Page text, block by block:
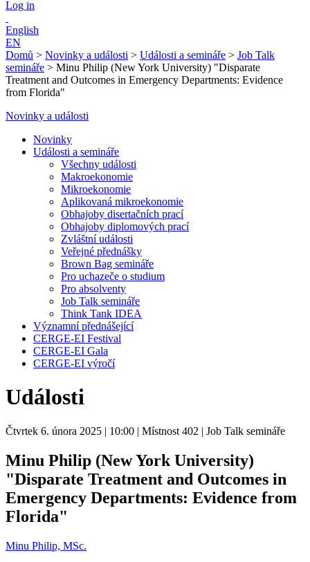
Log in
English
EN
Domů > Novinky a události > Události a semináře > Job Talk
semináře > Minu Philip (New York University) "Disparate
Treatment and Outcomes in Emergency Departments: Evidence
from Florida"
Novinky a události
Novinky
Události a semináře
Všechny události
Makroekonomie
Mikroekonomie
Aplikovaná mikroekonomie
Obhajoby disertačních prací
Obhajoby diplomových prací
Zvláštní události
Veřejné přednášky
Brown Bag semináře
Pro uchazeče o studium
Pro absolventy
Job Talk semináře
Think Tank IDEA
Významní přednášející
CERGE-EI Festival
CERGE-EI Gala
CERGE-EI výročí
Události
Čtvrtek 6. února 2025 | 10:00 | Místnost 402 | Job Talk semináře
Minu Philip (New York University)
"Disparate Treatment and Outcomes in
Emergency Departments: Evidence from
Florida"
Minu Philip, MSc.